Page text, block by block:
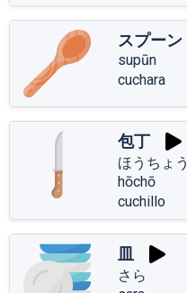
スプーン
supūn
cuchara
包丁
ほうちょう
hōchō
cuchillo
皿
さら